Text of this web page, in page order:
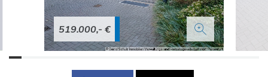
519.000,- €